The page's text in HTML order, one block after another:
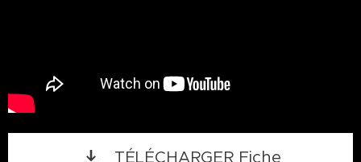
TÉLÉCHARGER Fiche